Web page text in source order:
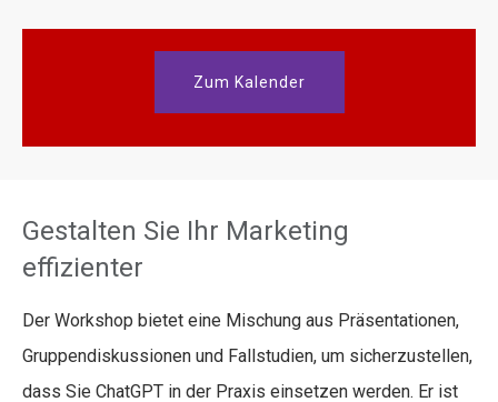
Zum Kalender
Gestalten Sie Ihr Marketing
effizienter
Der Workshop bietet eine Mischung aus Präsentationen,
Gruppendiskussionen und Fallstudien, um sicherzustellen,
dass Sie ChatGPT in der Praxis einsetzen werden. Er ist